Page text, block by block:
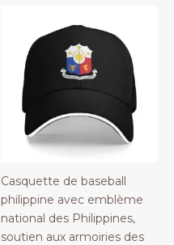
Casquette de baseball
philippine avec emblème
national des Philippines,
soutien aux armoiries des